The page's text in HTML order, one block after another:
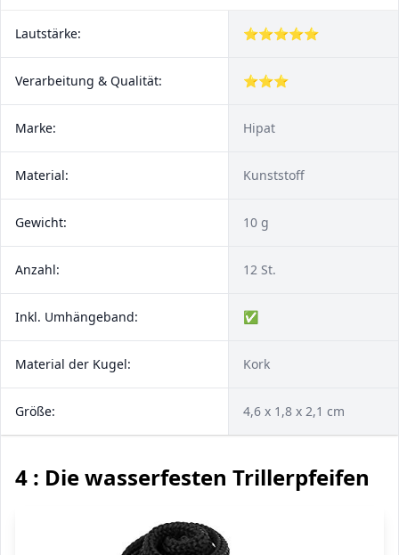
Lautstärke: ⭐⭐⭐⭐⭐
Verarbeitung & Qualität: ⭐⭐⭐
Marke: Hipat
Material: Kunststoff
Gewicht: 10 g
Anzahl: 12 St.
Inkl. Umhängeband: ✅
Material der Kugel: Kork
Größe: ‎4,6 x 1,8 x 2,1 cm
4 : Die wasserfesten Trillerpfeifen